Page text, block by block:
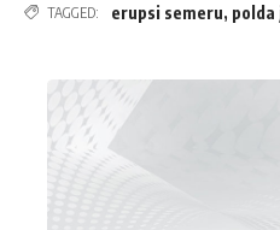
TAGGED: erupsi semeru,